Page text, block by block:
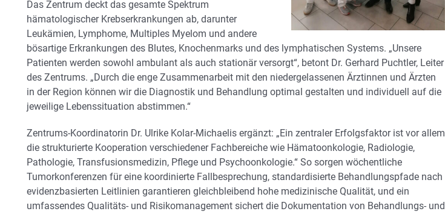
Das Zentrum deckt das gesamte Spektrum
hämatologischer Krebserkrankungen ab, darunter
Leukämien, Lymphome, Multiples Myelom und andere
bösartige Erkrankungen des Blutes, Knochenmarks und des lymphatischen Systems. „Unsere
Patienten werden sowohl ambulant als auch stationär versorgt“, betont Dr. Gerhard Puchtler, Leiter
des Zentrums. „Durch die enge Zusammenarbeit mit den niedergelassenen Ärztinnen und Ärzten
in der Region können wir die Diagnostik und Behandlung optimal gestalten und individuell auf die
jeweilige Lebenssituation abstimmen.“
Zentrums-Koordinatorin Dr. Ulrike Kolar-Michaelis ergänzt: „Ein zentraler Erfolgsfaktor ist vor allem
die strukturierte Kooperation verschiedener Fachbereiche wie Hämatoonkologie, Radiologie,
Pathologie, Transfusionsmedizin, Pflege und Psychoonkologie.“ So sorgen wöchentliche
Tumorkonferenzen für eine koordinierte Fallbesprechung, standardisierte Behandlungspfade nach
evidenzbasierten Leitlinien garantieren gleichbleibend hohe medizinische Qualität, und ein
umfassendes Qualitäts- und Risikomanagement sichert die Dokumentation von Behandlungs- und